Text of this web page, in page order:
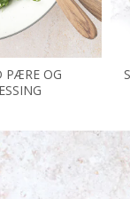
PÆRE OG